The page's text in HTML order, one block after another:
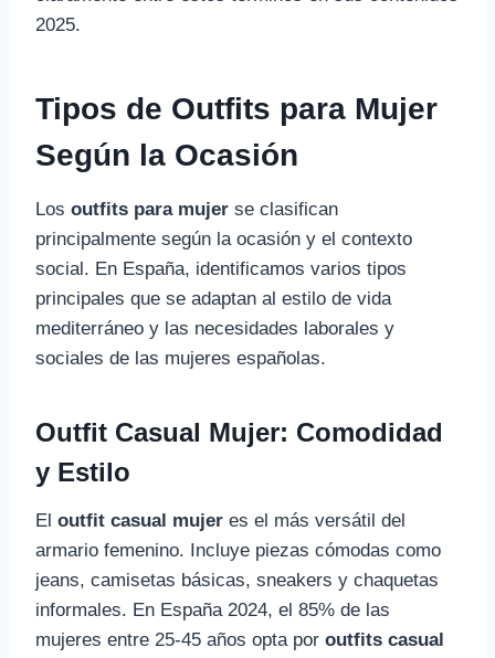
2025.
Tipos de Outfits para Mujer
Según la Ocasión
Los outfits para mujer se clasifican
principalmente según la ocasión y el contexto
social. En España, identificamos varios tipos
principales que se adaptan al estilo de vida
mediterráneo y las necesidades laborales y
sociales de las mujeres españolas.
Outfit Casual Mujer: Comodidad
y Estilo
El outfit casual mujer es el más versátil del
armario femenino. Incluye piezas cómodas como
jeans, camisetas básicas, sneakers y chaquetas
informales. En España 2024, el 85% de las
mujeres entre 25-45 años opta por outfits casual